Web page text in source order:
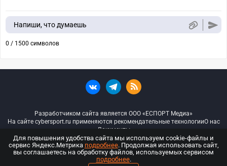
Напиши, что думаешь
0 / 1500 символов
Разработчиком сайта является ООО «ЕСПОРТ Медиа»
На сайте cybersport.ru применяются рекомендательные технологииО нас
Документы
© ООО «Киберспорт.ру» — Все права защищены
Для повышения удобства сайта мы используем cookie-файлы и
сервис Яндекс.Метрика подробнее. Продолжая использовать сайт,
вы соглашаетесь на обработку файлов, используемых сервисом
подробнее.